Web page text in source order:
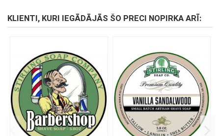
KLIENTI, KURI IEGĀDĀJĀS ŠO PRECI NOPIRKA ARĪ: